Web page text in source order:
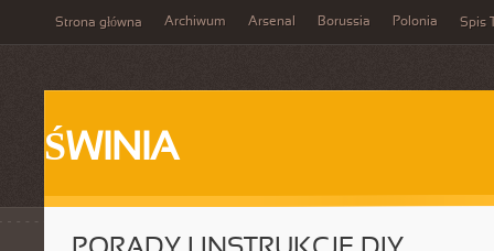
Strona główna Archiwum Arsenal Borussia Polonia Spis
ŚWINIA